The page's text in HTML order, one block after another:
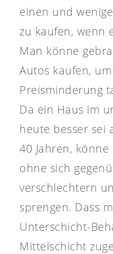
einen und
zu kaufen, wenn
Man könne
Autos kaufen,
Preisminderung
Da ein Haus im
heute besser sei
40 Jahren,
ohne sich
verschlechtern
sprengen. Dass
Unterschicht-
Mittelschicht